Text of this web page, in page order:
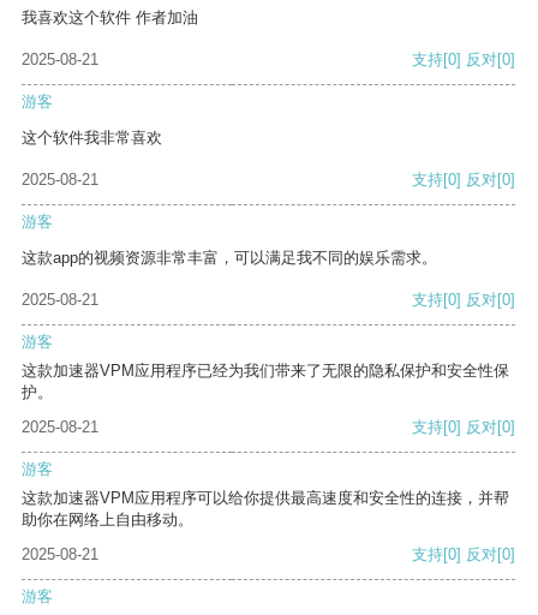
我喜欢这个软件 作者加油
2025-08-21 支持[0] 反对[0]
游客
这个软件我非常喜欢
2025-08-21 支持[0] 反对[0]
游客
这款app的视频资源非常丰富，可以满足我不同的娱乐需求。
2025-08-21 支持[0] 反对[0]
游客
这款加速器VPM应用程序已经为我们带来了无限的隐私保护和安全性保
护。
2025-08-21
支持[0] 反对[0]
游客
这款加速器VPM应用程序可以给你提供最高速度和安全性的连接，并帮
助你在网络上自由移动。
2025-08-21
支持[0] 反对[0]
游客